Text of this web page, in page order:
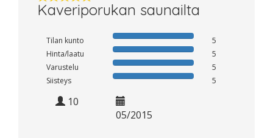
Kaveriporukan saunailta
Tilan kunto
5
Hinta/laatu
5
Varustelu
5
Siisteys
5
10
05/2015